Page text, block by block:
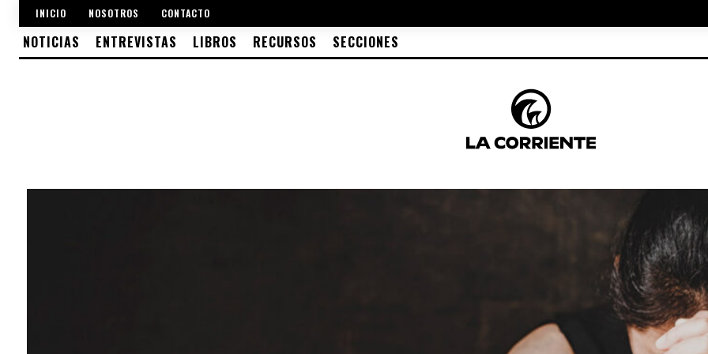
INICIO NOSOTROS CONTACTO
NOTICIAS ENTREVISTAS LIBROS RECURSOS SECCIONES